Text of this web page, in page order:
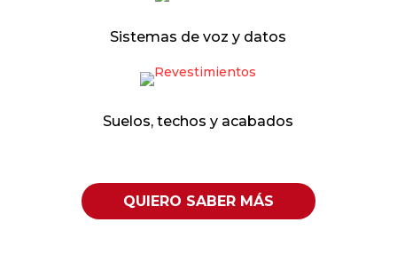
Sistemas de voz y datos
Suelos, techos y acabados
QUIERO SABER MÁS